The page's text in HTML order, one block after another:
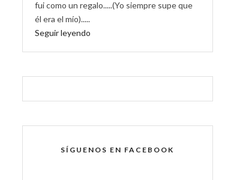
fui como un regalo.....(Yo siempre supe que
él era el mío).....
Seguir leyendo
SÍGUENOS EN FACEBOOK